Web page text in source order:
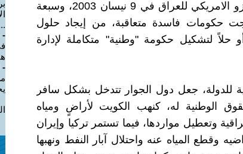
أكثر من تسعة عشر عاما على الغزو الامريكي للعراق في 9 نيسان 2003، وسبعة
حكومات فاسدة متعاقبة، من إيجاد حلول
حلاً لتشكيل حكومة "وطنية" متكاملة لإدارة
للدولة، جعل دول الجوار تتدخل بشكل سافر
الوطنية له، كنهب الكويت لأراضٍ ومياه
وتعطيل مواردها، فيما تستمر تركيا وإيران
وقطع المياه عنه واحتلال آبار النفط ونهبها
-
-